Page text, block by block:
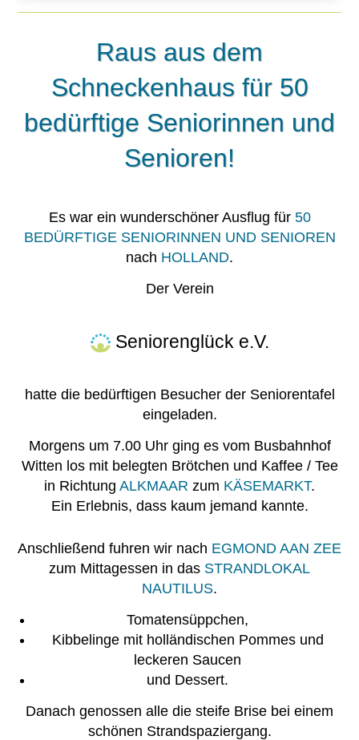
Raus aus dem
Schneckenhaus für 50
bedürftige Seniorinnen und
Senioren!
Es war ein wunderschöner Ausflug für 50
BEDÜRFTIGE SENIORINNEN UND SENIOREN
nach HOLLAND.
Der Verein
Seniorenglück e.V.
hatte die bedürftigen Besucher der Seniorentafel
eingeladen.
Morgens um 7.00 Uhr ging es vom Busbahnhof
Witten los mit belegten Brötchen und Kaffee / Tee
in Richtung ALKMAAR zum KÄSEMARKT.
Ein Erlebnis, dass kaum jemand kannte.
Anschließend fuhren wir nach EGMOND AAN ZEE
zum Mittagessen in das STRANDLOKAL
NAUTILUS.
Tomatensüppchen,
Kibbelinge mit holländischen Pommes und
leckeren Saucen
und Dessert.
Danach genossen alle die steife Brise bei einem
schönen Strandspaziergang.